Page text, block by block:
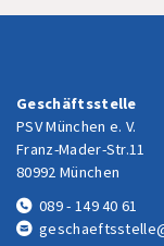
Geschäftsstelle
PSV München e. V.
Franz-Mader-Str.11
80992 München
089 - 149 40 61